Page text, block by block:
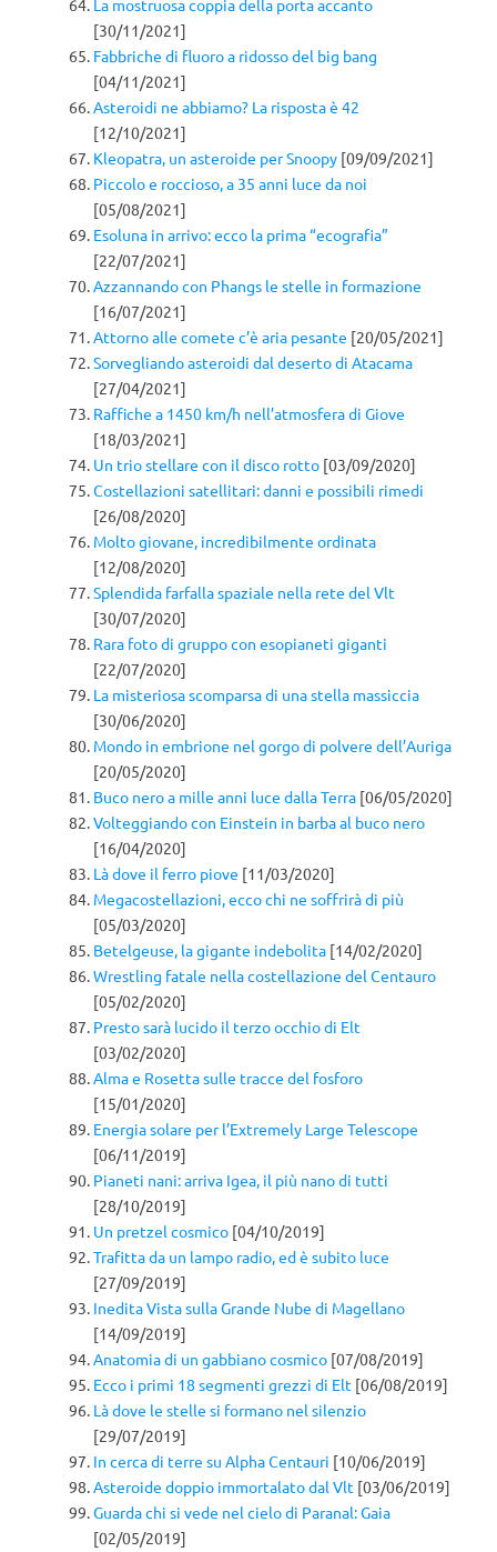
La mostruosa coppia della porta accanto
[30/11/2021]
Fabbriche di fluoro a ridosso del big bang
[04/11/2021]
Asteroidi ne abbiamo? La risposta è 42
[12/10/2021]
Kleopatra, un asteroide per Snoopy [09/09/2021]
Piccolo e roccioso, a 35 anni luce da noi
[05/08/2021]
Esoluna in arrivo: ecco la prima “ecografia”
[22/07/2021]
Azzannando con Phangs le stelle in formazione
[16/07/2021]
Attorno alle comete c’è aria pesante [20/05/2021]
Sorvegliando asteroidi dal deserto di Atacama
[27/04/2021]
Raffiche a 1450 km/h nell’atmosfera di Giove
[18/03/2021]
Un trio stellare con il disco rotto [03/09/2020]
Costellazioni satellitari: danni e possibili rimedi
[26/08/2020]
Molto giovane, incredibilmente ordinata
[12/08/2020]
Splendida farfalla spaziale nella rete del Vlt
[30/07/2020]
Rara foto di gruppo con esopianeti giganti
[22/07/2020]
La misteriosa scomparsa di una stella massiccia
[30/06/2020]
Mondo in embrione nel gorgo di polvere dell’Auriga
[20/05/2020]
Buco nero a mille anni luce dalla Terra [06/05/2020]
Volteggiando con Einstein in barba al buco nero
[16/04/2020]
Là dove il ferro piove [11/03/2020]
Megacostellazioni, ecco chi ne soffrirà di più
[05/03/2020]
Betelgeuse, la gigante indebolita [14/02/2020]
Wrestling fatale nella costellazione del Centauro
[05/02/2020]
Presto sarà lucido il terzo occhio di Elt
[03/02/2020]
Alma e Rosetta sulle tracce del fosforo
[15/01/2020]
Energia solare per l’Extremely Large Telescope
[06/11/2019]
Pianeti nani: arriva Igea, il più nano di tutti
[28/10/2019]
Un pretzel cosmico [04/10/2019]
Trafitta da un lampo radio, ed è subito luce
[27/09/2019]
Inedita Vista sulla Grande Nube di Magellano
[14/09/2019]
Anatomia di un gabbiano cosmico [07/08/2019]
Ecco i primi 18 segmenti grezzi di Elt [06/08/2019]
Là dove le stelle si formano nel silenzio
[29/07/2019]
In cerca di terre su Alpha Centauri [10/06/2019]
Asteroide doppio immortalato dal Vlt [03/06/2019]
Guarda chi si vede nel cielo di Paranal: Gaia
[02/05/2019]